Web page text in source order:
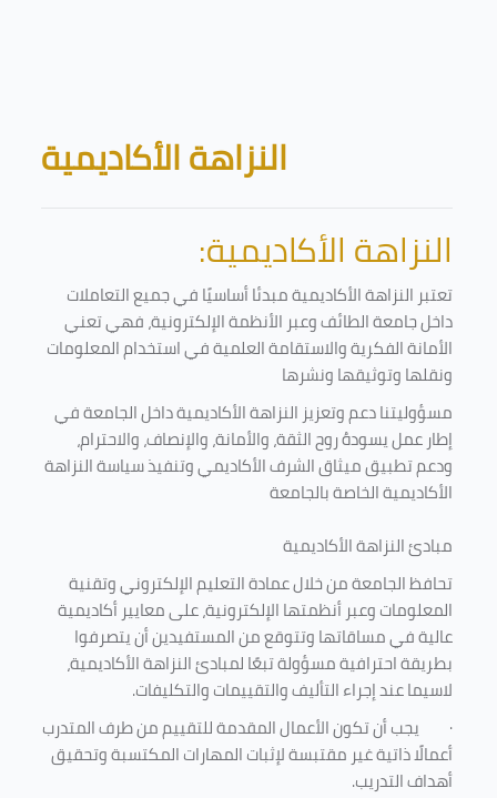
Blocks
النزاهة الأكاديمية
النزاهة الأكاديمية:
تعتبر النزاهة الأكاديمية مبدئا أساسيًا في جميع التعاملات
داخل جامعة الطائف وعبر الأنظمة الإلكترونية، فهي تعني
الأمانة الفكرية والاستقامة العلمية في استخدام المعلومات
ونقلها وتوثيقها ونشرها
مسؤوليتنا دعم وتعزيز النزاهة الأكاديمية داخل الجامعة في
إطار عمل يسودهُ روح الثقة، والأمانة، والإنصاف، والاحترام،
ودعم تطبيق ميثاق الشرف الأكاديمي وتنفيذ سياسة النزاهة
الأكاديمية الخاصة بالجامعة
مبادئ النزاهة الأكاديمية
تحافظ الجامعة من خلال عمادة التعليم الإلكتروني وتقنية
المعلومات وعبر أنظمتها الإلكترونية، على معايير أكاديمية
عالية في مساقاتها وتتوقع من المستفيدين أن يتصرفوا
بطريقة احترافية مسؤولة تبعًا لمبادئ النزاهة الأكاديمية،
لاسيما عند إجراء التأليف والتقييمات والتكليفات.
· يجب أن تكون الأعمال المقدمة للتقييم من طرف المتدرب
أعمالًا ذاتية غير مقتبسة لإثبات المهارات المكتسبة وتحقيق
أهداف التدريب.